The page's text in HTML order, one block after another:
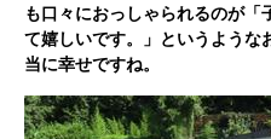
も口々におっしゃられるのが
て嬉しいです。」というような
当に幸せですね。